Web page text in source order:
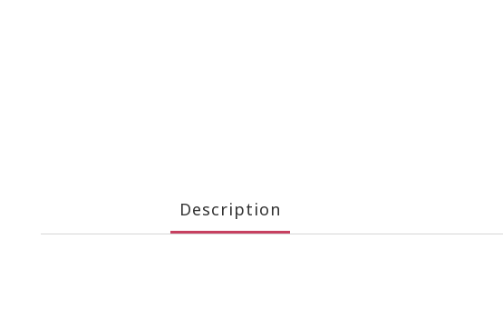
Description